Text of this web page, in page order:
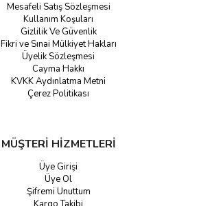
Mesafeli Satış Sözleşmesi
Kullanım Koşuları
Gizlilik Ve Güvenlik
Fikri ve Sınai Mülkiyet Hakları
Üyelik Sözleşmesi
Cayma Hakkı
KVKK Aydınlatma Metni
Çerez Politikası
MÜŞTERİ HİZMETLERİ
Üye Girişi
Üye Ol
Şifremi Unuttum